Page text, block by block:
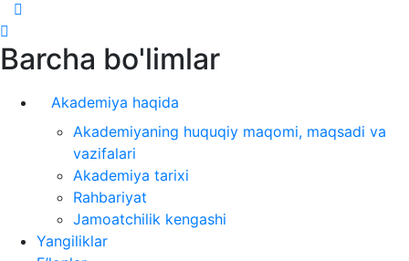
Barcha bo'limlar
Akademiya haqida
Akademiyaning huquqiy maqomi, maqsadi va
vazifalari
Akademiya tarixi
Rahbariyat
Jamoatchilik kengashi
Yangiliklar